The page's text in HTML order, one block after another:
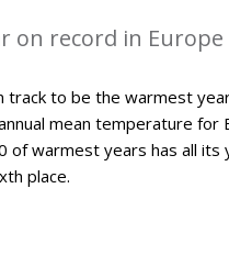
on record in Europe
to be the warmest
mean temperature for
warmest years has all its
place.